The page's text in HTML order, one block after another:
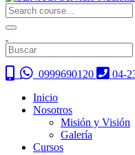
0999690120
04-
Inicio
Nosotros
Misión y Visión
Galería
Cursos